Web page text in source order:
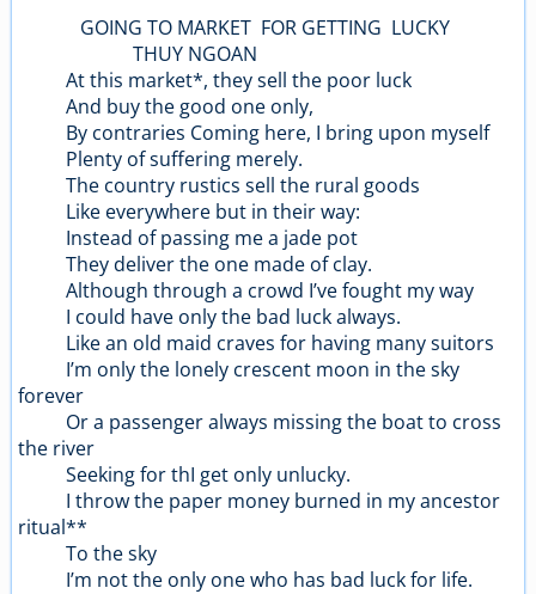
GOING TO MARKET FOR GETTING LUCKY
THUY NGOAN
At this market*, they sell the poor luck
And buy the good one only,
By contraries Coming here, I bring upon myself
Plenty of suffering merely.
The country rustics sell the rural goods
Like everywhere but in their way:
Instead of passing me a jade pot
They deliver the one made of clay.
Although through a crowd I’ve fought my way
I could have only the bad luck always.
Like an old maid craves for having many suitors
I’m only the lonely crescent moon in the sky
forever
Or a passenger always missing the boat to cross
the river
Seeking for thI get only unlucky.
I throw the paper money burned in my ancestor
ritual**
To the sky
I’m not the only one who has bad luck for life.